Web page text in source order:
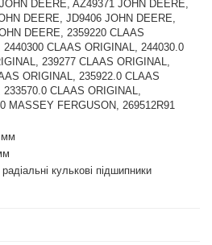
DEERE, AZ49371 JOHN DEERE,
DEERE, JD9406 JOHN DEERE,
DEERE, 2359220 CLAAS
2440300 CLAAS ORIGINAL, 244030.0
239277 CLAAS ORIGINAL,
ORIGINAL, 235922.0 CLAAS
233570.0 CLAAS ORIGINAL,
MASSEY FERGUSON, 269512R91
мм
кулькові підшипники